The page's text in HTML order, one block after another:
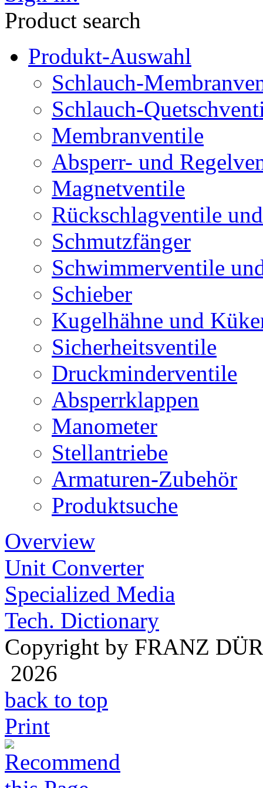
Product search
Produkt-Auswahl
Schlauch-
Schlauch-
Membranventile
Absperr- und
Magnetventile
Rückschlagventile
Schmutzfänger
Schwimmerventile
Schieber
Kugelhähne und
Sicherheitsventile
Druckminderventile
Absperrklappen
Manometer
Stellantriebe
Armaturen-Zubehör
Produktsuche
Overview
Unit Converter
Specialized Media
Tech. Dictionary
Copyright by FRANZ
2026
back to top
Print